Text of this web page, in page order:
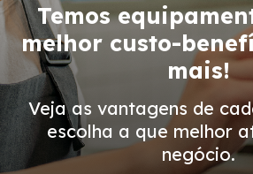
Temos
melhor custo-
mais!
Veja as vantagens de
escolha a que melhor
negócio.